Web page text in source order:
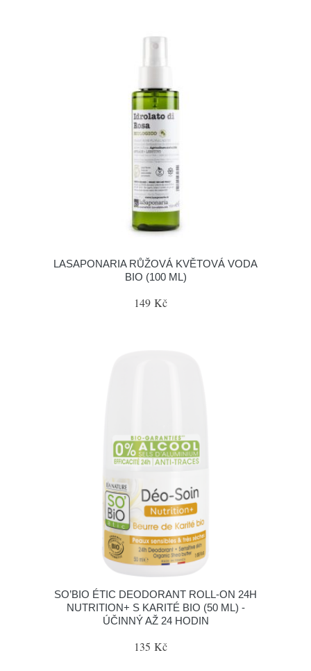
LASAPONARIA RŮŽOVÁ KVĚTOVÁ VODA
BIO (100 ML)
149 Kč
SO’BIO ÉTIC DEODORANT ROLL-ON 24H
NUTRITION+ S KARITÉ BIO (50 ML) -
ÚČINNÝ AŽ 24 HODIN
135 Kč